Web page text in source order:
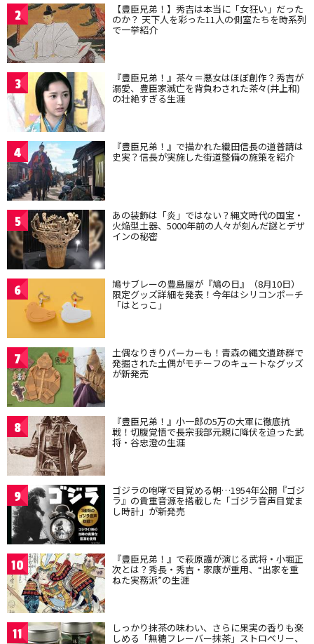
2 【豊臣兄弟！】秀吉は本当に「女狂い」だった
のか？ 天下人を彩った11人の側室たちを時系列
で一挙紹介
3 『豊臣兄弟！』茶々＝悪女はほぼ創作？秀吉が
溺愛、豊臣家滅亡を背負わされた茶々(井上和)
の壮絶すぎる生涯
4 『豊臣兄弟！』で描かれた織田信長の道普請は
史実？信長が実施した街道整備の施策を紹介
5 あの装飾は「炎」ではない？縄文時代の国宝・
火焔型土器、5000年前の人々が刻んだ謎とデザ
インの秘密
6 鳩サブレーの豊島屋が『鳩の日』（8月10日）
限定グッズ詳細を発表！今年はシリコンポーチ
「はとっこ」
7 土偶なりきりパーカーも！青森の縄文遺跡群で
発掘された土偶がモチーフのキュートなグッズ
が新発売
8 『豊臣兄弟！』小一郎の5万の大軍に徹底抗
戦！切腹覚悟で長宗我部元親に降伏を迫った武
将・谷忠澄の生涯
9 ゴジラの咆哮で目覚める朝…1954年公開『ゴジ
ラ』の貴重音源を搭載した「ゴジラ音声目覚ま
し時計」が新発売
10 『豊臣兄弟！』で萩原護が演じる武将・小堀正
次とは？秀長・秀吉・家康が重用、“出家を重
ねた実務派”の生涯
11 しっかり抹茶の味わい、さらに果実の香りも楽
しめる「無糖フレーバー抹茶」ストロベリー、